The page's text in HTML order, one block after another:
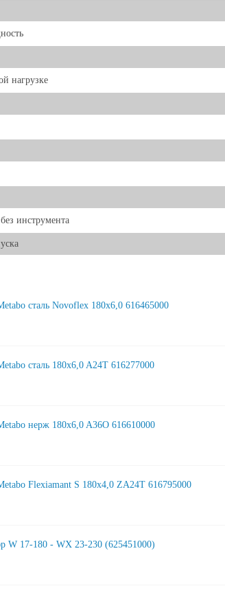
нагрузке
инструмента
сталь Novoflex 180х6,0 616465000
сталь 180x6,0 A24T 616277000
нерж 180x6,0 A36O 616610000
Flexiamant S 180x4,0 ZA24T 616795000
W 17-180 - WX 23-230 (625451000)